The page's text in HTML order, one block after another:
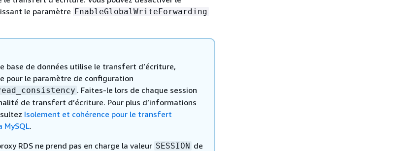
le paramètre EnableGlobalWriteForwarding
base de données utilise le transfert d’écriture,
pour le paramètre de configuration
. Faites-le lors de chaque session
de transfert d’écriture. Pour plus d’informations
Isolement et cohérence pour le transfert
MySQL.
RDS ne prend pas en charge la valeur SESSION de